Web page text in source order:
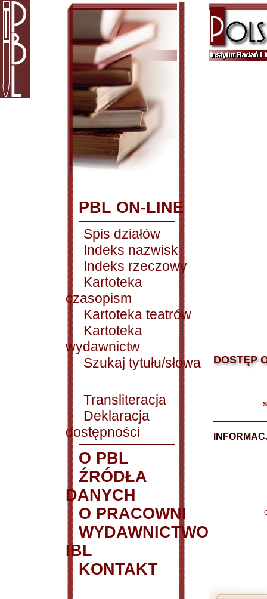
PBL ON-LINE
Spis działów
Indeks nazwisk
Indeks rzeczowy
Kartoteka
czasopism
Kartoteka teatrów
Kartoteka
wydawnictw
Szukaj tytułu/słowa
Transliteracja
Deklaracja
dostępności
O PBL
ŹRÓDŁA
DANYCH
O PRACOWNI
WYDAWNICTWO
IBL
KONTAKT
DOSTĘP
|